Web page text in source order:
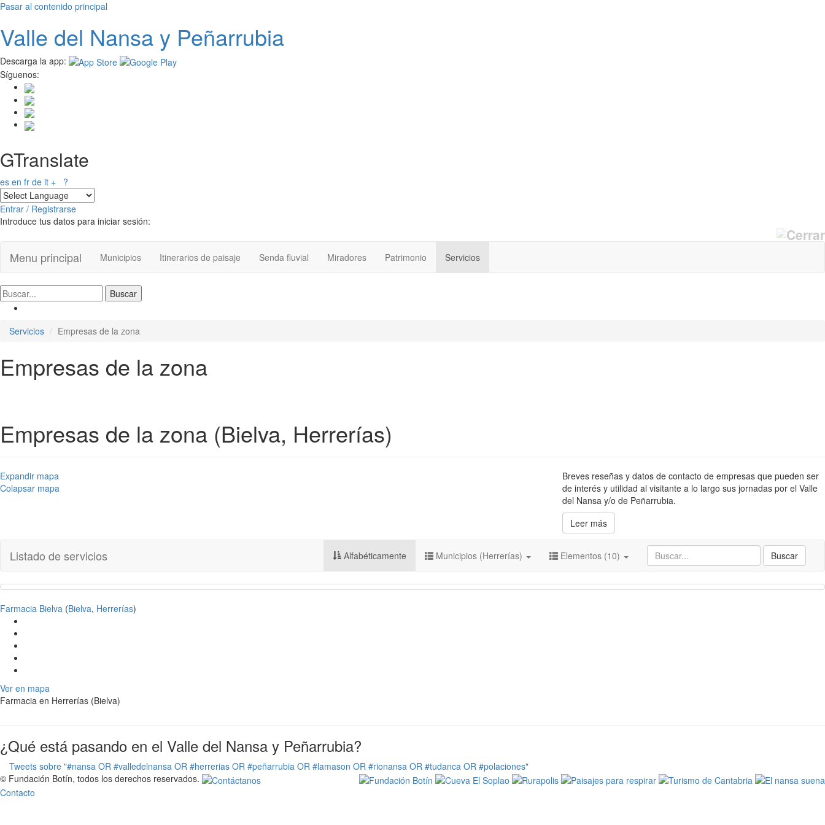
Pasar al contenido principal
Valle del Nansay Peñarrubia
Descarga la app:
Síguenos:
GTranslate
es en fr de it + ?
Entrar / Registrarse
Introduce tus datos para iniciar sesión:
Menu principal Municipios Itinerarios de paisaje Senda fluvial Miradores Patrimonio Servicios
Servicios Empresas de la zona
Empresas de la zona
Empresas de la zona (Bielva, Herrerías)
Expandir mapa
Colapsar mapa
Breves reseñas y datos de contacto de empresas que pueden ser
de interés y utilidad al visitante a lo largo sus jornadas por el Valle
del Nansa y/o de Peñarrubia.
Leer más
Listado de servicios Buscar
Alfabéticamente Municipios (Herrerías) Elementos (10)
Farmacia Bielva (Bielva, Herrerías)
Ver en mapa
Farmacia en Herrerías (Bielva)
¿Qué está pasando en el Valle del Nansa y Peñarrubia?
Tweets sobre "#nansa OR #valledelnansa OR #herrerias OR #peñarrubia OR #lamason OR #rionansa OR #tudanca OR #polaciones"
© Fundación Botín, todos los derechos reservados.
Contacto